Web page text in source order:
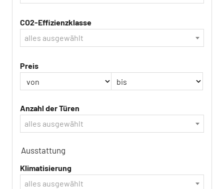
CO2-Effizienzklasse
alles ausgewählt
Preis
Anzahl der Türen
alles ausgewählt
Ausstattung
Klimatisierung
alles ausgewählt